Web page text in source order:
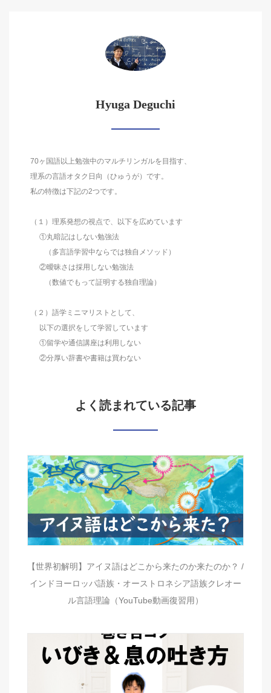
Hyuga Deguchi
70ヶ国語以上勉強中のマルチリンガルを目指す、
理系の言語オタク日向（ひゅうが）です。
私の特徴は下記の2つです。
（１）理系発想の視点で、以下を広めています
①丸暗記はしない勉強法
（多言語学習中ならでは独自メソッド）
②曖昧さは採用しない勉強法
（数値でもって証明する独自理論）
（２）語学ミニマリストとして、
以下の選択をして学習しています
①留学や通信講座は利用しない
②分厚い辞書や書籍は買わない
よく読まれている記事
【世界初解明】アイヌ語はどこから来たのか来たのか？ /
インドヨーロッパ語族・オーストロネシア語族クレオー
ル言語理論（YouTube動画復習用）